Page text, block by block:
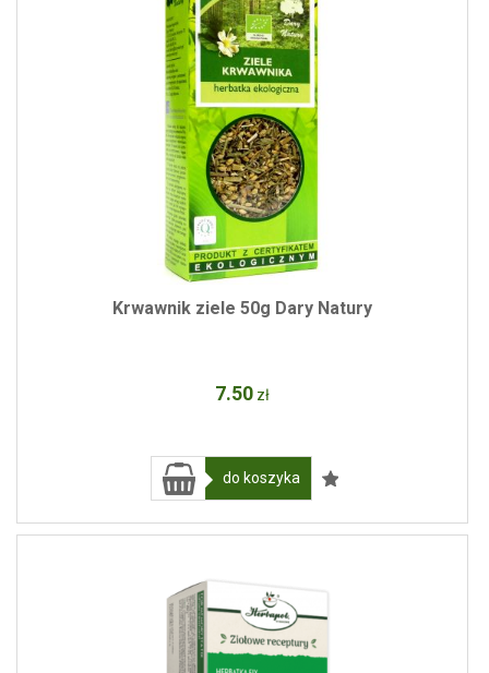
Krwawnik ziele 50g Dary Natury
7.50 zł
do koszyka